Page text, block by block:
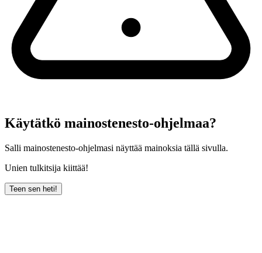
Käytätkö mainostenesto-ohjelmaa?
Salli mainostenesto-ohjelmasi näyttää mainoksia tällä sivulla.
Unien tulkitsija kiittää!
Teen sen heti!